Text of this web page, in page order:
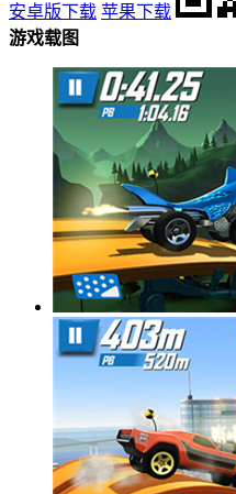
安卓版下载 苹果下载
游戏载图